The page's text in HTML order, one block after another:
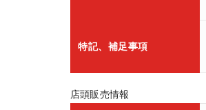
特記、補足事項
店頭販売情報